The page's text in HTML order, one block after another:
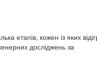
етапів, кожен із яких
досліджень за